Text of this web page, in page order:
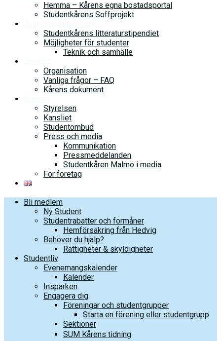
Hemma – Kårens egna bostadsportal
Studentkårens Soffprojekt
Studentkårens litteraturstipendiet
Möjligheter för studenter
Teknik och samhälle
Organisation
Vanliga frågor – FAQ
Kårens dokument
Styrelsen
Kansliet
Studentombud
Press och media
Kommunikation
Pressmeddelanden
Studentkåren Malmö i media
För företag
Bli medlem
Ny Student
Studentrabatter och förmåner
Hemförsäkring från Hedvig
Behöver du hjälp?
Rättigheter & skyldigheter
Studentliv
Evenemangskalender
Kalender
Insparken
Engagera dig
Föreningar och studentgrupper
Starta en förening eller studentgrupp
Sektioner
SUM Kårens tidning